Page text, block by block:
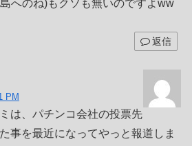
へのね)もクソも無いのですよww
返信
PM
は、パチンコ会社の投票先
事を最近になってやっと報道しま